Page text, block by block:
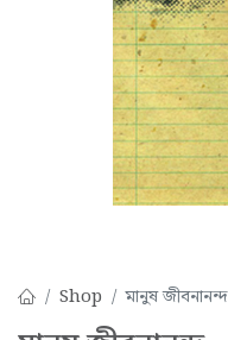
Shop মানুষ জীবনানন্দ